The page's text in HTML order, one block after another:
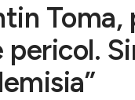
Toma,
pericol.